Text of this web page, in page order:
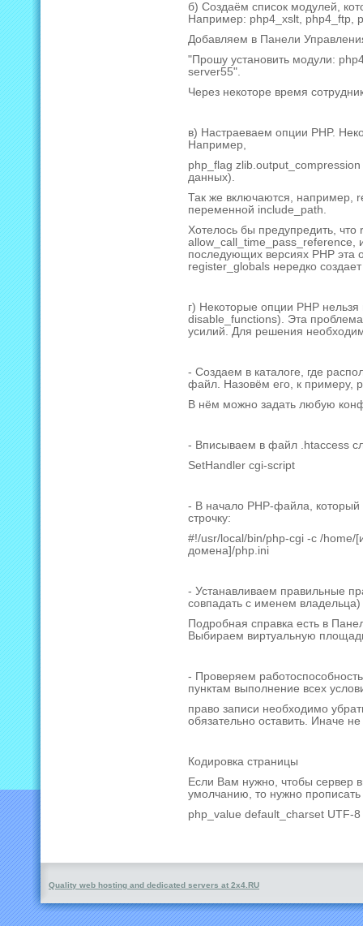
б) Создаём список модулей,
Например: php4_xslt, php4_ftp,
Добавляем в Панели
"Прошу установить модули:
server55".
Через некоторе время
в) Настраеваем опции PHP.
Например,
php_flag
данных).
Так же включаются, например,
переменной include_path.
Хотелось бы предупредить, что
allow_call_time_pass_reference,
последующих версиях PHP эта
register_globals нередко
г) Некоторые опции PHP
disable_functions). Эта
усилий. Для решения
- Создаем в каталоге, где
файл. Назовём его, к примеру,
В нём можно задать любую
- Вписываем в файл .htaccess
SetHandler cgi-script
- В начало PHP-файла, который
строчку:
#!/usr/local/bin/php-cgi -c /
домена]/php.ini
- Устанавливаем правильные
совпадать с именем
Подробная справка есть в
Выбираем виртуальную
- Проверяем
пунктам выполнение всех
право записи необходимо
обязательно оставить. Иначе
Кодировка страницы
Если Вам нужно, чтобы сервер
умолчанию, то нужно
php_value default_charset UTF-8
Quality web hosting and dedicated servers at 2x4.RU